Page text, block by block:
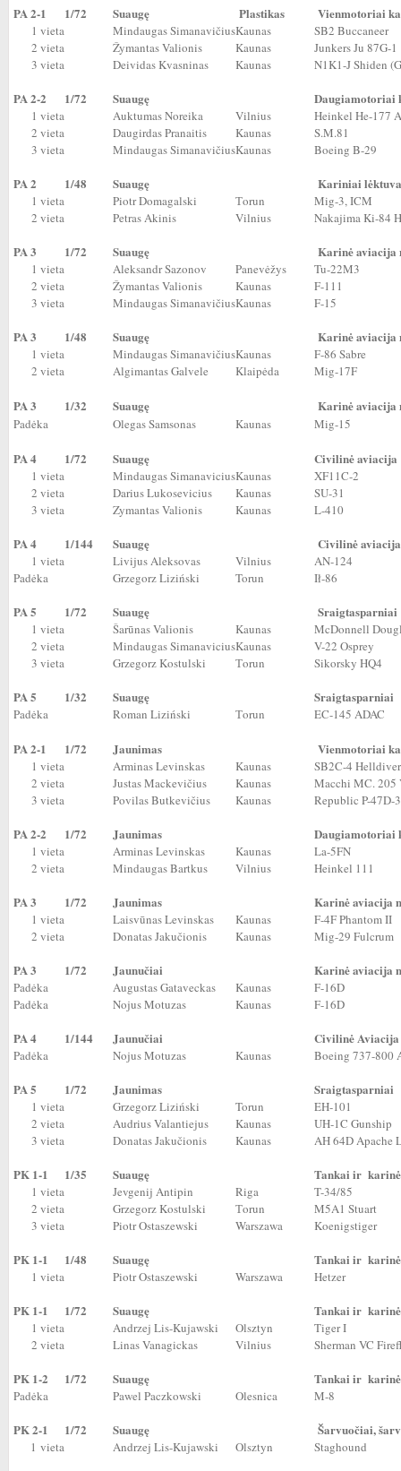
PA 2-1 1/72 Suaugę Plastikas Vienmotoriai
1 vieta Mindaugas SimanavičiusKaunas
SB2 Buccaneer
2 vieta
Žymantas Valionis Kaunas
Junkers Ju 87G-1
3 vieta
Deividas Kvasninas Kaunas N1K1-J Shiden
PA 2-2 1/72 Suaugę Daugiamotoriai
1 vieta Auktumas Noreika Vilnius
Heinkel He-177
2 vieta
Daugirdas Pranaitis Kaunas
S.M.81
3 vieta
Mindaugas SimanavičiusKaunas Boeing B-29
PA 2 1/48 Suaugę Kariniai
1 vieta Piotr Domagalski Тorun
Mig-3, ICM
2 vieta
Petras Akinis Vilnius Nakajima Ki-84
PA 3 1/72 Suaugę Karinė aviacija
1 vieta Aleksandr Sazonov Panevėžys
Tu-22M3
2 vieta
Žymantas Valionis Kaunas
F-111
3 vieta
Mindaugas SimanavičiusKaunas F-15
PA 3 1/48 Suaugę Karinė aviacija
1 vieta Mindaugas SimanavičiusKaunas
F-86 Sabre
2 vieta
Algimantas Galvele Klaipėda Mig-17F
PA 3 1/32 Suaugę Karinė aviacija
Padėka Olegas Samsonas Kaunas Mig-15
PA 4 1/72 Suaugę Civilinė aviacija
1 vieta Mindaugas SimanaviciusKaunas
XF11C-2
2 vieta
Darius Lukosevicius Kaunas
SU-31
3 vieta
Zymantas Valionis Kaunas L-410
PA 4 1/144 Suaugę Civilinė aviacija
1 vieta Livijus Aleksovas Vilnius
AN-124
Padėka
Grzegorz Liziński Torun Ił-86
PA 5 1/72 Suaugę Sraigtasparniai
1 vieta Šarūnas Valionis Kaunas
McDonnell
2 vieta
Mindaugas SimanaviciusKaunas
V-22 Osprey
3 vieta
Grzegorz Kostulski Тorun Sikorsky HQ4
PA 5 1/32 Suaugę Sraigtasparniai
Padėka Roman Liziński Тorun EC-145 ADAC
PA 2-1 1/72 Jaunimas Vienmotoriai
1 vieta Arminas Levinskas Kaunas
SB2C-4 Helldiver
2 vieta
Justas Mackevičius Kaunas
Macchi MC. 205
3 vieta
Povilas Butkevičius Kaunas Republic P-47D-
PA 2-2 1/72 Jaunimas Daugiamotoriai
1 vieta Arminas Levinskas Kaunas
La-5FN
2 vieta
Mindaugas Bartkus Vilnius Heinkel 111
PA 3 1/72 Jaunimas Karinė aviacija
1 vieta Laisvūnas Levinskas Kaunas
F-4F Phantom II
2 vieta
Donatas Jakučionis Kaunas Mig-29 Fulcrum
PA 3 1/72 Jaunučiai Karinė aviacija
Padėka Augustas Gataveckas Kaunas
F-16D
Padėka
Nojus Motuzas Kaunas F-16D
PA 4 1/144 Jaunučiai Civilinė Aviacija
Padėka Nojus Motuzas Kaunas Boeing 737-800
PA 5 1/72 Jaunimas Sraigtasparniai
1 vieta Grzegorz Liziński Torun
EH-101
2 vieta
Audrius Valantiejus Kaunas
UH-1C Gunship
3 vieta
Donatas Jakučionis Kaunas AH 64D Apache
PK 1-1 1/35 Suaugę Tankai ir karinė
1 vieta Jevgenij Antipin Riga
T-34/85
2 vieta
Grzegorz Kostulski Тorun
M5A1 Stuart
3 vieta
Piotr Ostaszewski Warszawa Koenigstiger
PK 1-1 1/48 Suaugę Tankai ir karinė
1 vieta Piotr Ostaszewski Warszawa Hetzer
PK 1-1 1/72 Suaugę Tankai ir karinė
1 vieta Andrzej Lis-Kujawski Olsztyn
Tiger I
2 vieta
Linas Vanagickas Vilnius Sherman VC
PK 1-2 1/72 Suaugę Tankai ir karinė
Padėka Pawel Paczkowski Olesnica M-8
PK 2-1 1/72 Suaugę Šarvuočiai,
1 vieta Andrzej Lis-Kujawski Olsztyn Staghound